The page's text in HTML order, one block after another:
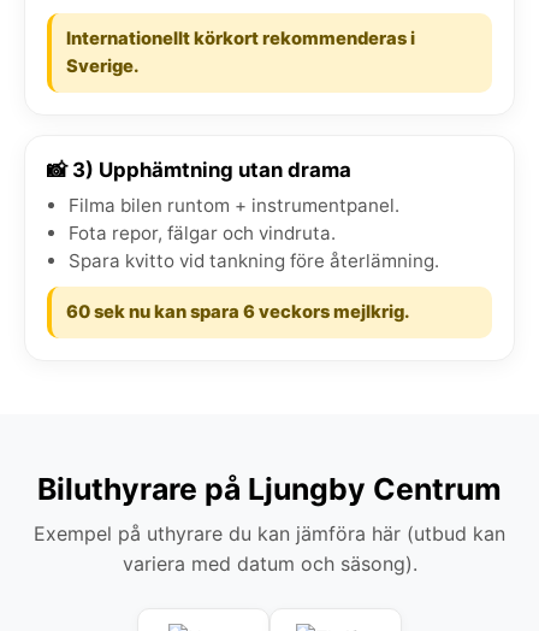
Internationellt körkort rekommenderas i
Sverige.
📸 3) Upphämtning utan drama
Filma bilen runtom + instrumentpanel.
Fota repor, fälgar och vindruta.
Spara kvitto vid tankning före återlämning.
60 sek nu kan spara 6 veckors mejlkrig.
Biluthyrare på Ljungby Centrum
Exempel på uthyrare du kan jämföra här (utbud kan
variera med datum och säsong).